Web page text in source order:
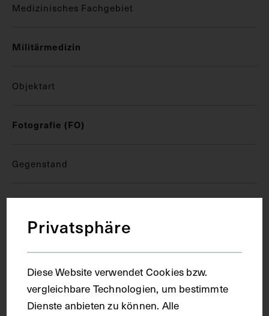
Medizinisches Fachgebiet
Militärmedizin
Objektart
Fotografie (FO)
Gegenstand
Fotoalbum
20.06.1915
Privatsphäre
Diese Website verwendet Cookies bzw.
vergleichbare Technologien, um bestimmte
Dienste anbieten zu können. Alle